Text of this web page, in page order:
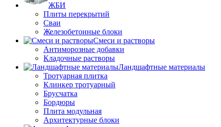
ЖБИ
Плиты перекрытий
Сваи
Железобетонные блоки
Cмеси и растворы
Антиморозные добавки
Кладочные растворы
Ландшафтные материалы
Тротуарная плитка
Клинкер тротуарный
Брусчатка
Бордюры
Плита модульная
Архитектурные блоки